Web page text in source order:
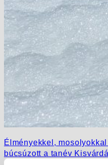
Élményekkel,
búcsúzott a tanév